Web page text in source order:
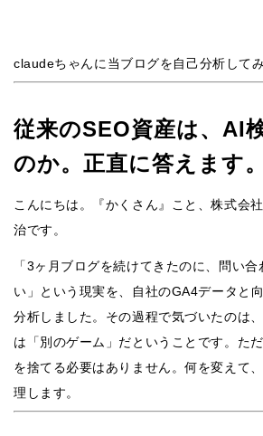
claudeちゃんに当ブログを自己分析してみ
従来のSEO資産は、AI
のか。正直に答えます。
こんにちは。『かくさん』こと、株式会
治です。
「3ヶ月ブログを続けてきたのに、問い
い」という現実を、自社のGA4データと
分析しました。その過程で気づいたのは
は「別のゲーム」だということです。た
を捨てる必要はありません。何を変えて
理します。